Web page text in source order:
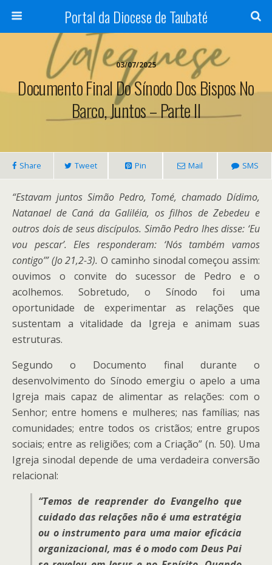
Portal da Diocese de Taubaté
03/07/2025
Documento Final Do Sínodo Dos Bispos No
Barco, Juntos – Parte II
Share Tweet Pin Mail SMS
“Estavam juntos Simão Pedro, Tomé, chamado Dídimo,
Natanael de Caná da Galiléia, os filhos de Zebedeu e
outros dois de seus discípulos. Simão Pedro lhes disse: ‘Eu
vou pescar’. Eles responderam: ‘Nós também vamos
contigo’” (Jo 21,2-3). O caminho sinodal começou assim:
ouvimos o convite do sucessor de Pedro e o
acolhemos. Sobretudo, o Sínodo foi uma
oportunidade de experimentar as relações que
sustentam a vitalidade da Igreja e animam suas
estruturas.
Segundo o Documento final durante o
desenvolvimento do Sínodo emergiu o apelo a uma
Igreja mais capaz de alimentar as relações: com o
Senhor; entre homens e mulheres; nas famílias; nas
comunidades; entre todos os cristãos; entre grupos
sociais; entre as religiões; com a Criação” (n. 50). Uma
Igreja sinodal depende de uma verdadeira conversão
relacional:
“Temos de reaprender do Evangelho que
cuidado das relações não é uma estratégia
ou o instrumento para uma maior eficácia
organizacional, mas é o modo com Deus Pai